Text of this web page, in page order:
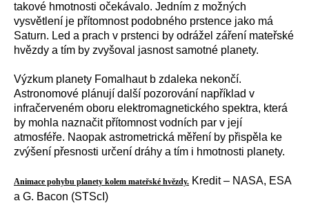
takové hmotnosti očekávalo. Jedním z možných
vysvětlení je přítomnost podobného prstence jako má
Saturn. Led a prach v prstenci by odrážel záření mateřské
hvězdy a tím by zvyšoval jasnost samotné planety.
Výzkum planety Fomalhaut b zdaleka nekončí.
Astronomové plánují další pozorování například v
infračerveném oboru elektromagnetického spektra, která
by mohla naznačit přítomnost vodních par v její
atmosféře. Naopak astrometrická měření by přispěla ke
zvýšení přesnosti určení dráhy a tím i hmotnosti planety.
Animace pohybu planety kolem mateřské hvězdy. Kredit – NASA, ESA
a G. Bacon (STScI)